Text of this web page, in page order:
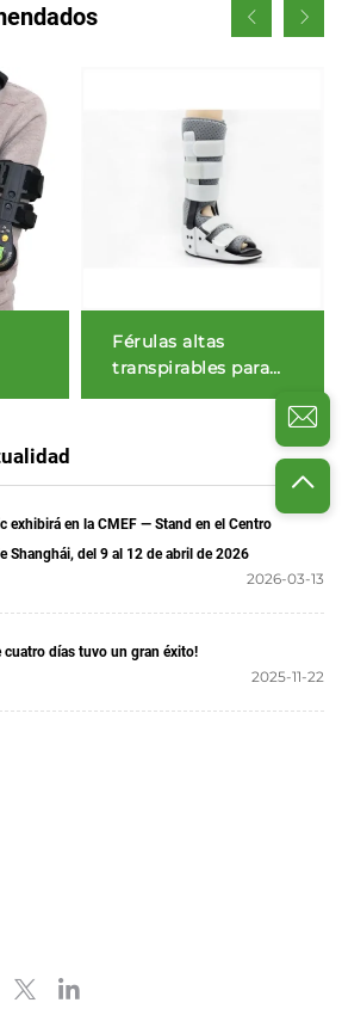
para
Férulas altas
transpirables para
fracturas con
refuerzos de aluminio
y espuma de malla
exhibirá en la CMEF — Stand en el Centro
Shanghái, del 9 al 12 de abril de 2026
2026-03-13
cuatro días tuvo un gran éxito!
2025-11-22